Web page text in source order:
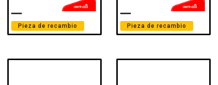
Pieza de recambio Pieza de recambio